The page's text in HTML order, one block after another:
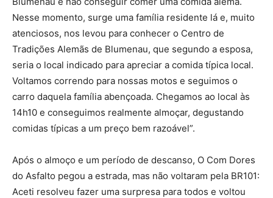
Nesse momento, surge uma família residente lá e, muito
atenciosos, nos levou para conhecer o Centro de
Tradições Alemãs de Blumenau, que segundo a esposa,
seria o local indicado para apreciar a comida típica local.
Voltamos correndo para nossas motos e seguimos o
carro daquela família abençoada. Chegamos ao local às
14h10 e conseguimos realmente almoçar, degustando
comidas típicas a um preço bem razoável”.
Após o almoço e um período de descanso, O Com Dores
do Asfalto pegou a estrada, mas não voltaram pela BR101:
Aceti resolveu fazer uma surpresa para todos e voltou